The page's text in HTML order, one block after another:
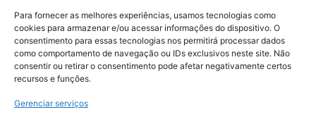
Para fornecer as melhores experiências, usamos tecnologias como
cookies para armazenar e/ou acessar informações do dispositivo. O
consentimento para essas tecnologias nos permitirá processar dados
como comportamento de navegação ou IDs exclusivos neste site. Não
consentir ou retirar o consentimento pode afetar negativamente certos
recursos e funções.
Gerenciar serviços
Resíduos Sólidos
05/08/2026
© 2026, Todos os direitos reservados | Desenvolvido por: